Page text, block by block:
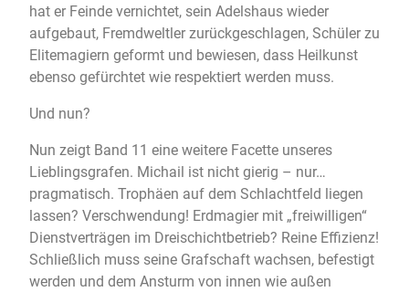
hat er Feinde vernichtet, sein Adelshaus wieder
aufgebaut, Fremdweltler zurückgeschlagen, Schüler zu
Elitemagiern geformt und bewiesen, dass Heilkunst
ebenso gefürchtet wie respektiert werden muss.
Und nun?
Nun zeigt Band 11 eine weitere Facette unseres
Lieblingsgrafen. Michail ist nicht gierig – nur…
pragmatisch. Trophäen auf dem Schlachtfeld liegen
lassen? Verschwendung! Erdmagier mit „freiwilligen“
Dienstverträgen im Dreischichtbetrieb? Reine Effizienz!
Schließlich muss seine Grafschaft wachsen, befestigt
werden und dem Ansturm von innen wie außen